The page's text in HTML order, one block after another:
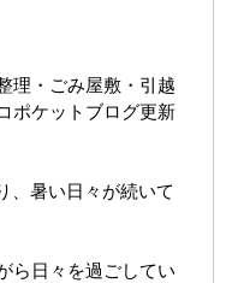
理・ごみ屋敷・引越
ポケットブログ更新
、暑い日々が続いて
ら日々を過ごしてい